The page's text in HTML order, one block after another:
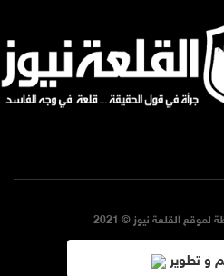
القلعة نيوز © 2021
و تطوير